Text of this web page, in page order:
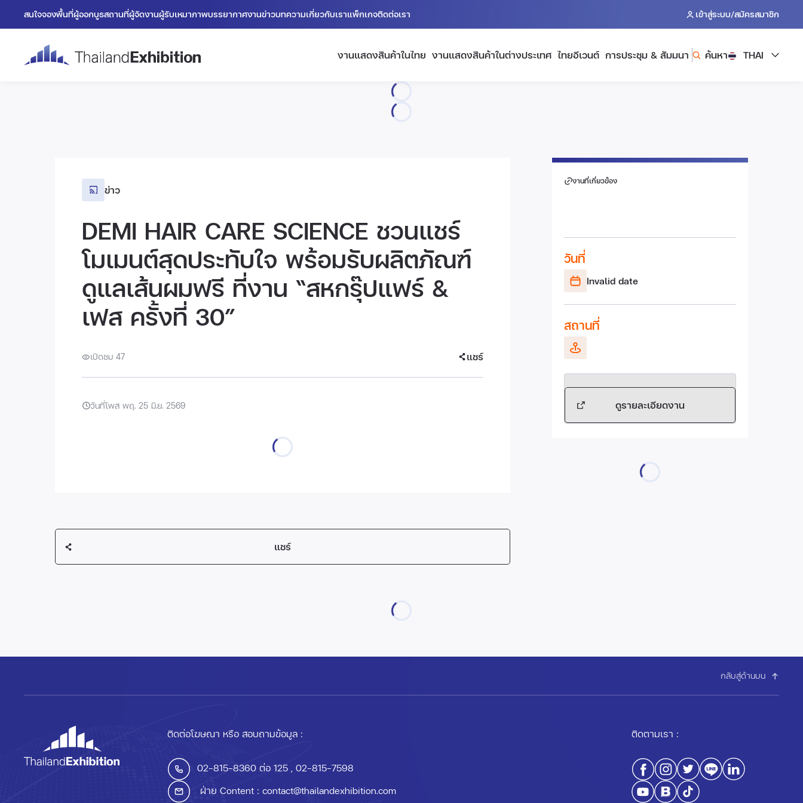
สนใจจองพื้นที่ผู้ออกบูธสถานที่ผู้จัดงานผู้รับเหมาภาพบรรยากาศงานข่าวบทความเกี่ยวกับเราแพ็กเกจติดต่อเรา เข้าสู่ระบบ/สมัครสมาชิก
งานแสดงสินค้าในไทย งานแสดงสินค้าในต่างประเทศ ไทยอีเวนต์ การประชุม & สัมมนา ค้นหา THAI
ข่าว
DEMI HAIR CARE SCIENCE ชวนแชร์
โมเมนต์สุดประทับใจ พร้อมรับผลิตภัณฑ์
ดูแลเส้นผมฟรี ที่งาน “สหกรุ๊ปแฟร์ &
เฟส ครั้งที่ 30”
เปิดชม 47 แชร์
วันที่โพส พฤ. 25 มิ.ย. 2569
แชร์
งานที่เกี่ยวข้อง
วันที่
Invalid date
สถานที่
ดูรายละเอียดงาน
กลับสู่ด้านบน
ติดต่อโฆษณา หรือ สอบถามข้อมูล :
02-815-8360 ต่อ 125 , 02-815-7598
ฝ่าย Content : contact@thailandexhibition.com
ติดตามเรา :